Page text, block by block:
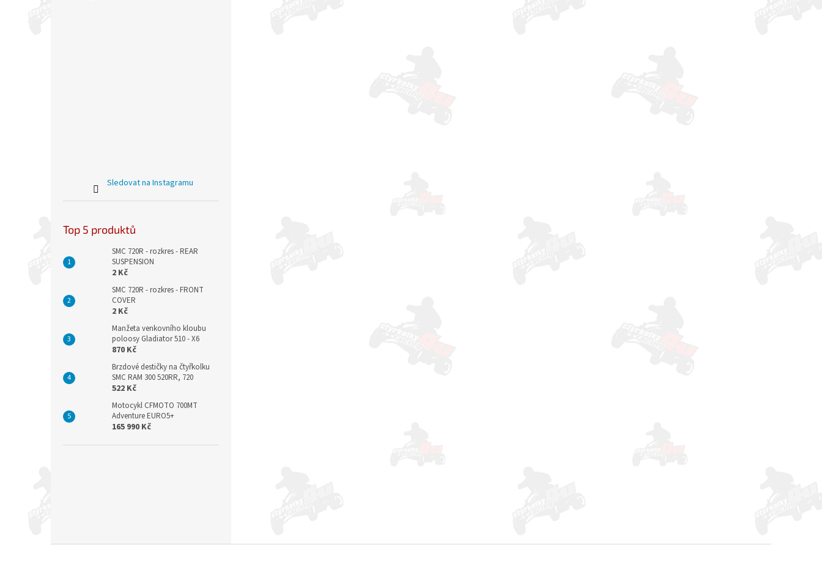
Sledovat na Instagramu
Top 5 produktů
SMC 720R - rozkres - REAR
SUSPENSION
2 Kč
SMC 720R - rozkres - FRONT
COVER
2 Kč
Manžeta venkovního kloubu
poloosy Gladiator 510 - X6
870 Kč
Brzdové destičky na čtyřkolku
SMC RAM 300 520RR, 720
522 Kč
Motocykl CFMOTO 700MT
Adventure EURO5+
165 990 Kč